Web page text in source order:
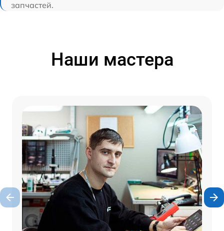
запчастей.
Наши мастера